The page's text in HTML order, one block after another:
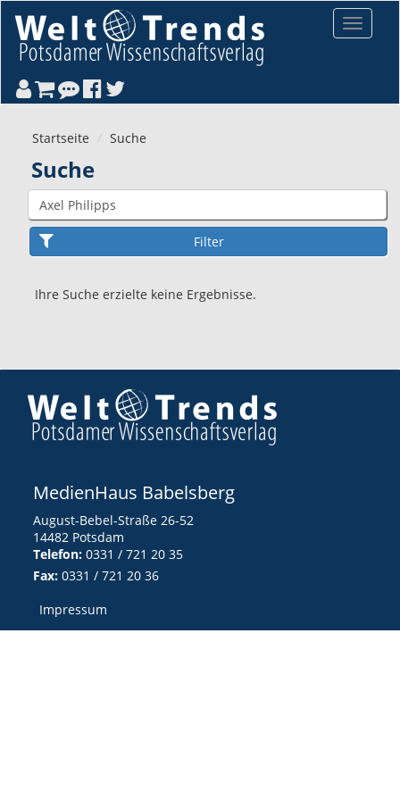
Toggle
Startseite Suche
Suche
Ihre Suche erzielte keine Ergebnisse.
MedienHaus Babelsberg
August-Bebel-Straße 26-52
14482 Potsdam
Telefon: 0331 / 721 20 35
Fax: 0331 / 721 20 36
Impressum